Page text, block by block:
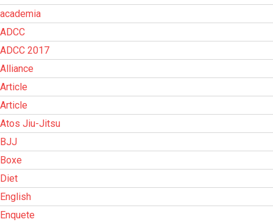
academia
ADCC
ADCC 2017
Alliance
Article
Article
Atos Jiu-Jitsu
BJJ
Boxe
Diet
English
Enquete